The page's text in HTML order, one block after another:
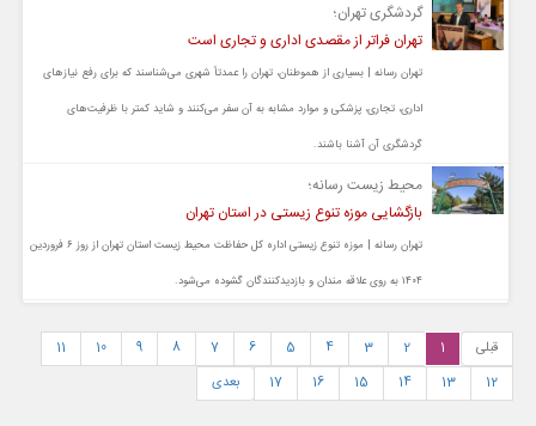
گردشگری تهران؛
تهران فراتر از مقصدی اداری و تجاری است
تهران رسانه | بسیاری از هموطنان، تهران را عمدتاً شهری می‌شناسند که برای رفع نیازهای
اداری، تجاری، پزشکی و موارد مشابه به آن سفر می‌کنند و شاید کمتر با ظرفیت‌های
گردشگری آن آشنا باشند.
محیط زیست رسانه؛
بازگشایی موزه تنوع زیستی در استان تهران
تهران رسانه | موزه تنوع زیستی اداره کل حفاظت محیط زیست استان تهران از روز ۶ فروردین
۱۴۰۴ به روی علاقه‌ مندان و بازدیدکنندگان گشوده می‌شود.
قبلی 1
2
3
4
5
6
7
8
9
10
11
12
13
14
15
16
17 بعدی